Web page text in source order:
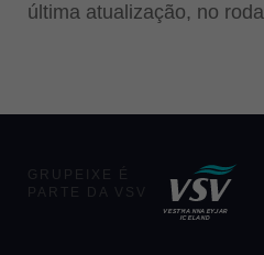
última atualização, no
GRUPEIXE É
PARTE DA VSV